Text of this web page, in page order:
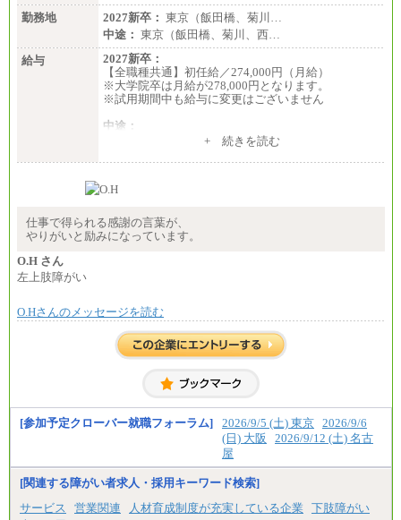
勤務地
2027新卒： 東京（飯田橋、菊川…
中途： 東京（飯田橋、菊川、西…
給与
2027新卒：
【全職種共通】初任給／274,000円（月給）
※大学院卒は月給が278,000円となります。
※試用期間中も給与に変更はございません
中途：
（１）～（４）274,000円（月給）～
※経験・年齢などを考慮のうえ、当社規程により優
※業務内容・勤務形態に応じて、上記給与の範囲内
※試用期間中も給与に変更はございません
+ 続きを読む
仕事で得られる感謝の言葉が、
やりがいと励みになっています。
O.H さん
左上肢障がい
O.Hさんのメッセージを読む
[参加予定クローバー就職フォーラム] 2026/9/5 (土) 東京 2026/9/6
(日) 大阪
2026/9/12 (土) 名古
屋
[関連する障がい者求人・採用キーワード検索]
サービス
営業関連 人材育成制度が充実している企業
下肢障がい